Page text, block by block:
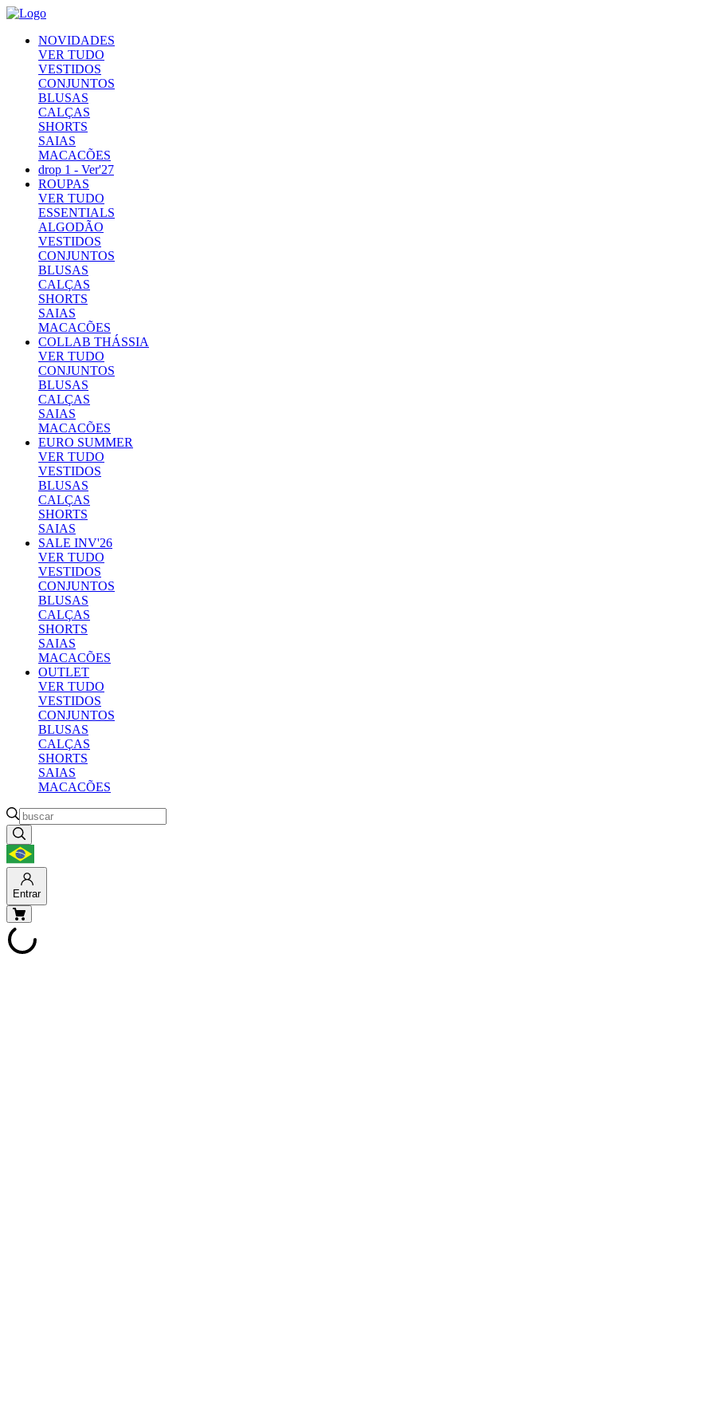
NOVIDADES
VER TUDO
VESTIDOS
CONJUNTOS
BLUSAS
CALÇAS
SHORTS
SAIAS
MACACÕES
drop 1 - Ver'27
ROUPAS
VER TUDO
ESSENTIALS
ALGODÃO
VESTIDOS
CONJUNTOS
BLUSAS
CALÇAS
SHORTS
SAIAS
MACACÕES
COLLAB THÁSSIA
VER TUDO
CONJUNTOS
BLUSAS
CALÇAS
SAIAS
MACACÕES
EURO SUMMER
VER TUDO
VESTIDOS
BLUSAS
CALÇAS
SHORTS
SAIAS
SALE INV'26
VER TUDO
VESTIDOS
CONJUNTOS
BLUSAS
CALÇAS
SHORTS
SAIAS
MACACÕES
OUTLET
VER TUDO
VESTIDOS
CONJUNTOS
BLUSAS
CALÇAS
SHORTS
SAIAS
MACACÕES
Entrar